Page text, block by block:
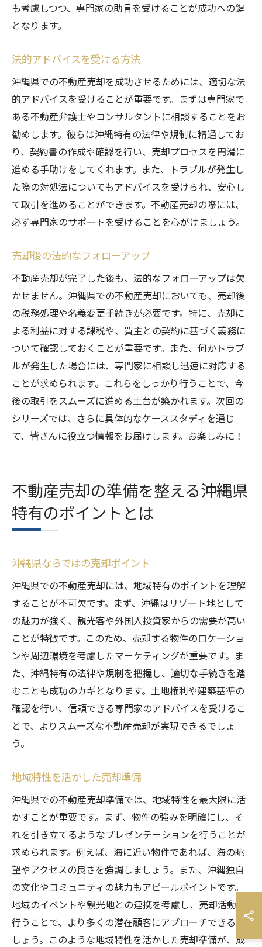
も考慮しつつ、専門家の助言を受けることが成功への鍵
となります。
法的アドバイスを受ける方法
沖縄県での不動産売却を成功させるためには、適切な法
的アドバイスを受けることが重要です。まずは専門家で
ある不動産弁護士やコンサルタントに相談することをお
勧めします。彼らは沖縄特有の法律や規制に精通してお
り、契約書の作成や確認を行い、売却プロセスを円滑に
進める手助けをしてくれます。また、トラブルが発生し
た際の対処法についてもアドバイスを受けられ、安心し
て取引を進めることができます。不動産売却の際には、
必ず専門家のサポートを受けることを心がけましょう。
売却後の法的なフォローアップ
不動産売却が完了した後も、法的なフォローアップは欠
かせません。沖縄県での不動産売却においても、売却後
の税務処理や名義変更手続きが必要です。特に、売却に
よる利益に対する課税や、買主との契約に基づく義務に
ついて確認しておくことが重要です。また、何かトラブ
ルが発生した場合には、専門家に相談し迅速に対応する
ことが求められます。これらをしっかり行うことで、今
後の取引をスムーズに進める土台が築かれます。次回の
シリーズでは、さらに具体的なケーススタディを通じ
て、皆さんに役立つ情報をお届けします。お楽しみに！
不動産売却の準備を整える沖縄県
特有のポイントとは
沖縄県ならではの売却ポイント
沖縄県での不動産売却には、地域特有のポイントを理解
することが不可欠です。まず、沖縄はリゾート地として
の魅力が強く、観光客や外国人投資家からの需要が高い
ことが特徴です。このため、売却する物件のロケーショ
ンや周辺環境を考慮したマーケティングが重要です。ま
た、沖縄特有の法律や規制を把握し、適切な手続きを踏
むことも成功のカギとなります。土地権利や建築基準の
確認を行い、信頼できる専門家のアドバイスを受けるこ
とで、よりスムーズな不動産売却が実現できるでしょ
う。
地域特性を活かした売却準備
沖縄県での不動産売却準備では、地域特性を最大限に活
かすことが重要です。まず、物件の強みを明確にし、そ
れを引き立てるようなプレゼンテーションを行うことが
求められます。例えば、海に近い物件であれば、海の眺
望やアクセスの良さを強調しましょう。また、沖縄独自
の文化やコミュニティの魅力もアピールポイントです。
地域のイベントや観光地との連携を考慮し、売却活動を
行うことで、より多くの潜在顧客にアプローチできるで
しょう。このような地域特性を活かした売却準備が、成